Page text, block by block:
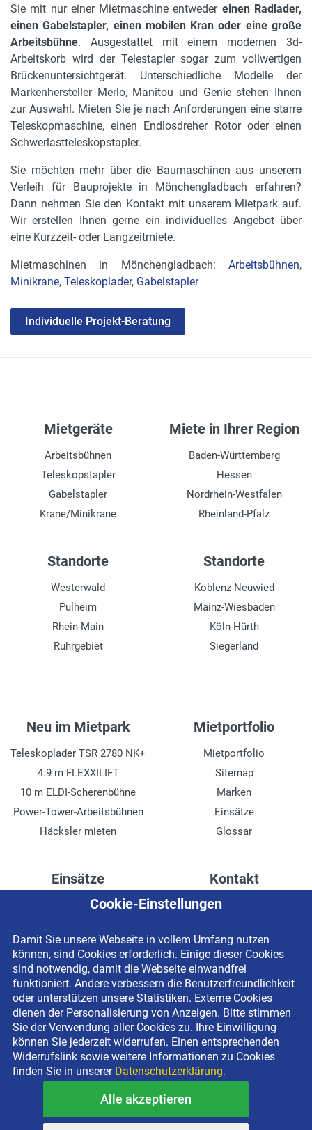
Sie mit nur einer Mietmaschine entweder einen Radlader,
einen Gabelstapler, einen mobilen Kran oder eine große
Arbeitsbühne. Ausgestattet mit einem modernen 3d-
Arbeitskorb wird der Telestapler sogar zum vollwertigen
Brückenuntersichtgerät. Unterschiedliche Modelle der
Markenhersteller Merlo, Manitou und Genie stehen Ihnen
zur Auswahl. Mieten Sie je nach Anforderungen eine starre
Teleskopmaschine, einen Endlosdreher Rotor oder einen
Schwerlastteleskopstapler.
Sie möchten mehr über die Baumaschinen aus unserem
Verleih für Bauprojekte in Mönchengladbach erfahren?
Dann nehmen Sie den Kontakt mit unserem Mietpark auf.
Wir erstellen Ihnen gerne ein individuelles Angebot über
eine Kurzzeit- oder Langzeitmiete.
Mietmaschinen in Mönchengladbach: Arbeitsbühnen,
Minikrane, Teleskoplader, Gabelstapler
Individuelle Projekt-Beratung
Mietgeräte
Arbeitsbühnen
Teleskopstapler
Gabelstapler
Krane/Minikrane
Miete in Ihrer Region
Baden-Württemberg
Hessen
Nordrhein-Westfalen
Rheinland-Pfalz
Standorte
Westerwald
Pulheim
Rhein-Main
Ruhrgebiet
Standorte
Koblenz-Neuwied
Mainz-Wiesbaden
Köln-Hürth
Siegerland
Neu im Mietpark
Teleskoplader TSR 2780 NK+
4.9 m FLEXXILIFT
10 m ELDI-Scherenbühne
Power-Tower-Arbeitsbühnen
Häcksler mieten
Mietportfolio
Mietportfolio
Sitemap
Marken
Einsätze
Glossar
Einsätze
Höhenzugang für
Drainage verlegen
Fassadenreinigung
Terrasse anlegen
Ladenbau
Kontakt
Kontaktformular
Impressum
Datenschutzerklärung
Newsletter-Anmeldung
Copyright © 2026 BEYER-Mietservice KG All rights reserved |
Kostenlose Miethotline 0800 092 99 70
Cookie-Einstellungen
Damit Sie unsere Webseite in vollem Umfang nutzen
können, sind Cookies erforderlich. Einige dieser Cookies
sind notwendig, damit die Webseite einwandfrei
funktioniert. Andere verbessern die Benutzerfreundlichkeit
oder unterstützen unsere Statistiken. Externe Cookies
dienen der Personalisierung von Anzeigen. Bitte stimmen
Sie der Verwendung aller Cookies zu. Ihre Einwilligung
können Sie jederzeit widerrufen. Einen entsprechenden
Widerrufslink sowie weitere Informationen zu Cookies
finden Sie in unserer Datenschutzerklärung.
Alle akzeptieren